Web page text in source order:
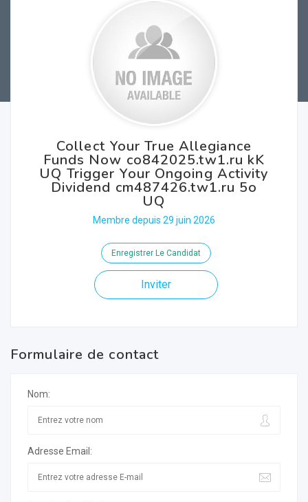
Collect Your True Allegiance
Funds Now co842025.tw1.ru kK
UQ Trigger Your Ongoing Activity
Dividend cm487426.tw1.ru 5o
UQ
Membre depuis 29 juin 2026
Enregistrer Le Candidat
Inviter
Formulaire de contact
Nom:
Adresse Email: